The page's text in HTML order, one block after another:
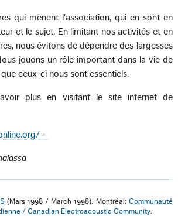
qui mènent l'association, qui en sont en
et le sujet. En limitant nos activités et en
nous évitons de dépendre des largesses
jouons un rôle important dans la vie de
ceux-ci nous sont essentiels.
plus en visitant le site internet de
(Mars 1998 / March 1998). Montréal: Communauté
/ Canadian Electroacoustic Community